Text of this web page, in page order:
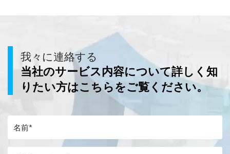
我々に連絡する
当社のサービス内容について詳しく知
りたい方はこちらをご覧ください。